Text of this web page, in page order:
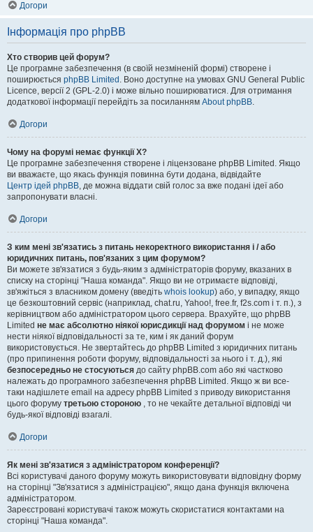
Догори
Інформація про phpBB
Хто створив цей форум?
Це програмне забезпечення (в своїй незміненій формі) створене і
поширюється phpBB Limited . Воно доступне на умовах GNU General Public
Licence, версії 2 (GPL-2.0) і може вільно поширюватися. Для отримання
додаткової інформації перейдіть за посиланням About phpBB.
Догори
Чому на форумі немає функції X?
Це програмне забезпечення створене і ліцензоване phpBB Limited. Якщо
ви вважаєте, що якась функція повинна бути додана, відвідайте
Центр ідей phpBB, де можна віддати свій голос за вже подані ідеї або
запропонувати власні.
Догори
З ким мені зв'язатись з питань некоректного використання і / або
юридичних питань, пов'язаних з цим форумом?
Ви можете зв'язатися з будь-яким з адміністраторів форуму, вказаних в
списку на сторінці "Наша команда". Якщо ви не отримаєте відповіді,
зв'яжіться з власником домену (введіть whois lookup) або, у випадку, якщо
це безкоштовний сервіс (наприклад, chat.ru, Yahoo!, free.fr, f2s.com і т. п.), з
керівництвом або адміністратором цього сервера. Врахуйте, що phpBB
Limited не має абсолютно ніякої юрисдикції над форумом і не може
нести ніякої відповідальності за те, ким і як даний форум
використовується. Не звертайтесь до phpBB Limited з юридичних питань
(про припинення роботи форуму, відповідальності за нього і т. д.), які
безпосередньо не стосуються до сайту phpBB.com або які частково
належать до програмного забезпечення phpBB Limited. Якщо ж ви все-
таки надішлете email на адресу phpBB Limited з приводу використання
цього форуму третьою стороною , то не чекайте детальної відповіді чи
будь-якої відповіді взагалі.
Догори
Як мені зв'язатися з адміністратором конференції?
Всі користувачі даного форуму можуть використовувати відповідну форму
на сторінці "Зв'язатися з адміністрацією", якщо дана функція включена
адміністратором.
Зареєстровані користувачі також можуть скористатися контактами на
сторінці "Наша команда".